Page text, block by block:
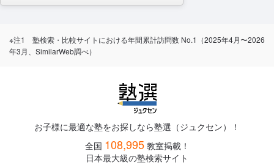
※注1 塾検索・比較サイトにおける年間累計訪問数 No.1（2025年4月〜2026
年3月、SimilarWeb調べ）
お子様に最適な塾をお探しなら塾選（ジュクセン）！
全国 108,995 教室掲載！
日本最大級の塾検索サイト